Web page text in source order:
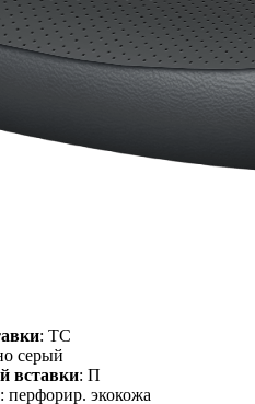
: ТС
серый
вставки: П
: перфорир. экокожа